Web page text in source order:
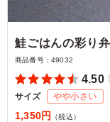
鮭ごはんの彩り
商品番号： 49032
4.50
サイズ やや小さい
1,350円 （税込）